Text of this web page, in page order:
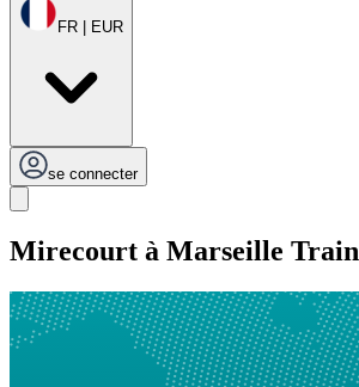
FR | EUR
se connecter
Mirecourt à Marseille Train